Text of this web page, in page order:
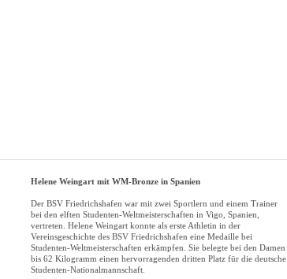
Helene Weingart mit WM-Bronze in Spanien
Der BSV Friedrichshafen war mit zwei Sportlern und einem Trainer
bei den elften Studenten-Weltmeisterschaften in Vigo, Spanien,
vertreten. Helene Weingart konnte als erste Athletin in der
Vereinsgeschichte des BSV Friedrichshafen eine Medaille bei
Studenten-Weltmeisterschaften erkämpfen. Sie belegte bei den Damen
bis 62 Kilogramm einen hervorragenden dritten Platz für die deutsche
Studenten-Nationalmannschaft.